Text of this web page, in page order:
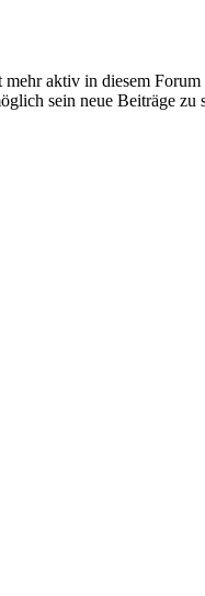
aktiv in diesem
sein neue Beiträge